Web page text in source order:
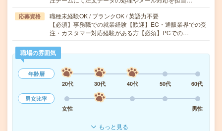
応募資格
職種未経験OK / ブランクOK / 英語力不要
【必須】事務職での就業経験【歓迎】EC・通販業界での受
注・カスタマー対応経験がある方【必須】PCでの…
職場の雰囲気
年齢層
20代
30代 40代 50代
60代
男女比率
女性
男性
もっと見る